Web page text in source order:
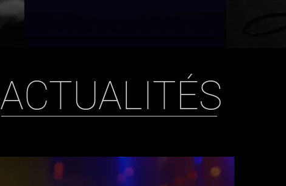
ACTUALITÉS